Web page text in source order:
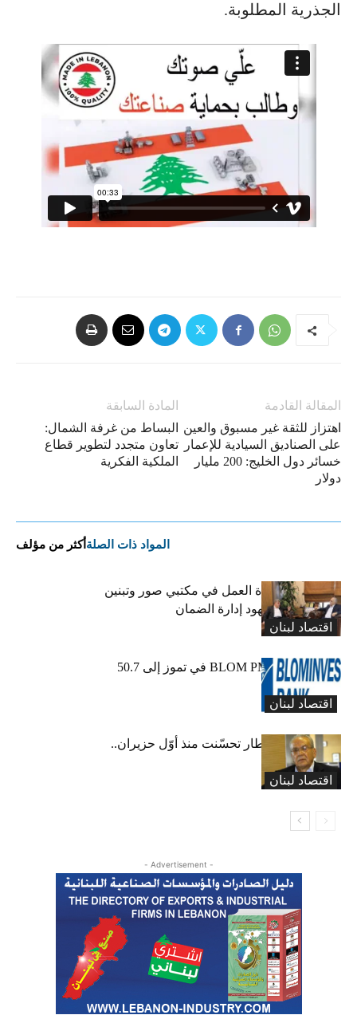
الجذرية المطلوبة.
المادة السابقة
البساط من غرفة الشمال:
تعاون متجدد لتطوير قطاع
الملكية الفكرية
المقالة القادمة
اهتزاز للثقة غير مسبوق والعين
على الصناديق السيادية للإعمار
خسائر دول الخليج: 200 مليار
دولار
المواد ذات الصلة أكثر من مؤلف
اقتصاد لبنان
كركي يعلن عودة العمل في مكتبي صور وتبنين
وطليس ينوّه بجهود إدارة الضمان
اقتصاد لبنان
ارتفاع مؤشر BLOM PMI في تموز إلى 50.7
نقطة
اقتصاد لبنان
عبود: حركة المطار تحسّنت منذ أوّل حزيران..
ولكن
- Advertisement -